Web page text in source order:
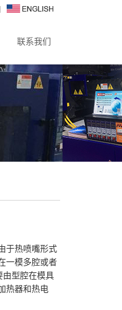
联系我们
于热喷嘴形式
一模多腔或者
由型腔在模具
热器和热电